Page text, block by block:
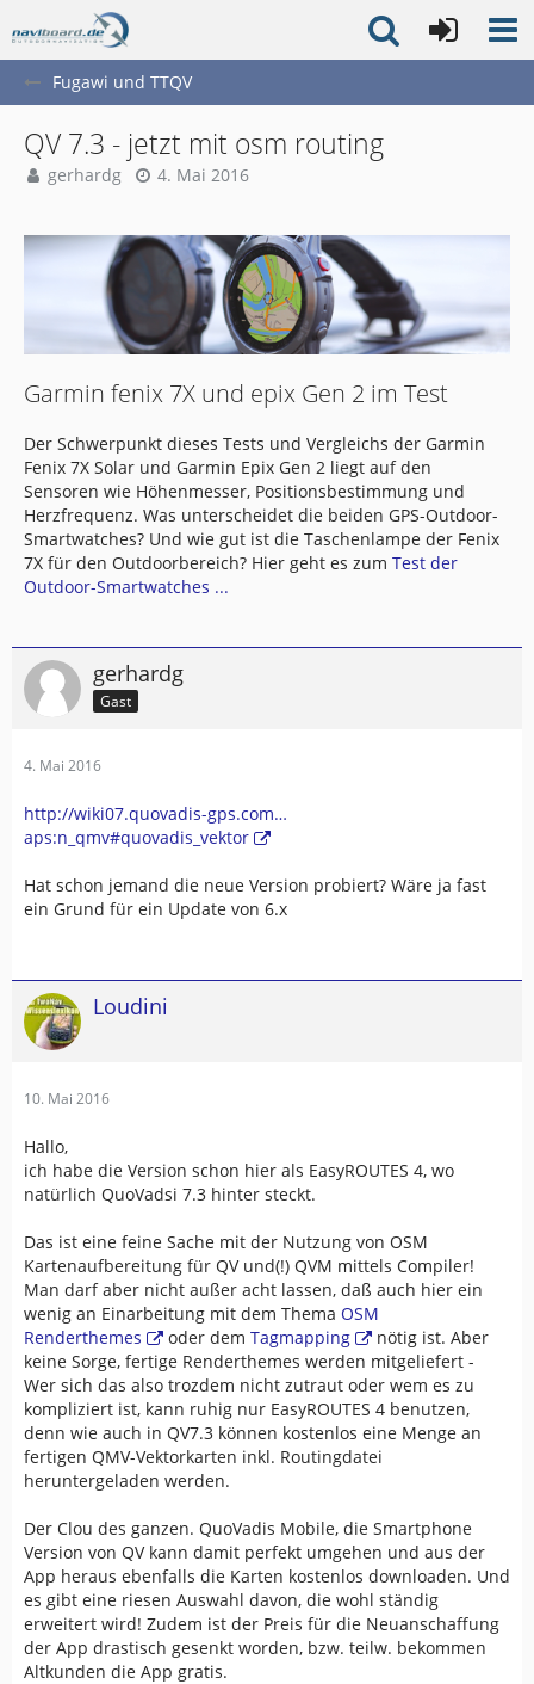
Fugawi und TTQV
QV 7.3 - jetzt mit osm routing
gerhardg 4. Mai 2016
Garmin fenix 7X und epix Gen 2 im Test
Der Schwerpunkt dieses Tests und Vergleichs der Garmin
Fenix 7X Solar und Garmin Epix Gen 2 liegt auf den
Sensoren wie Höhenmesser, Positionsbestimmung und
Herzfrequenz. Was unterscheidet die beiden GPS-Outdoor-
Smartwatches? Und wie gut ist die Taschenlampe der Fenix
7X für den Outdoorbereich? Hier geht es zum Test der
Outdoor-Smartwatches ...
gerhardg
Gast
4. Mai 2016
http://wiki07.quovadis-gps.com…
aps:n_qmv#quovadis_vektor
Hat schon jemand die neue Version probiert? Wäre ja fast
ein Grund für ein Update von 6.x
Loudini
10. Mai 2016
Hallo,
ich habe die Version schon hier als EasyROUTES 4, wo
natürlich QuoVadsi 7.3 hinter steckt.
Das ist eine feine Sache mit der Nutzung von OSM
Kartenaufbereitung für QV und(!) QVM mittels Compiler!
Man darf aber nicht außer acht lassen, daß auch hier ein
wenig an Einarbeitung mit dem Thema OSM
Renderthemes
oder dem Tagmapping
nötig ist. Aber
keine Sorge, fertige Renderthemes werden mitgeliefert -
Wer sich das also trozdem nicht zutraut oder wem es zu
kompliziert ist, kann ruhig nur EasyROUTES 4 benutzen,
denn wie auch in QV7.3 können kostenlos eine Menge an
fertigen QMV-Vektorkarten inkl. Routingdatei
heruntergeladen werden.
Der Clou des ganzen. QuoVadis Mobile, die Smartphone
Version von QV kann damit perfekt umgehen und aus der
App heraus ebenfalls die Karten kostenlos downloaden. Und
es gibt eine riesen Auswahl davon, die wohl ständig
erweitert wird! Zudem ist der Preis für die Neuanschaffung
der App drastisch gesenkt worden, bzw. teilw. bekommen
Altkunden die App gratis.